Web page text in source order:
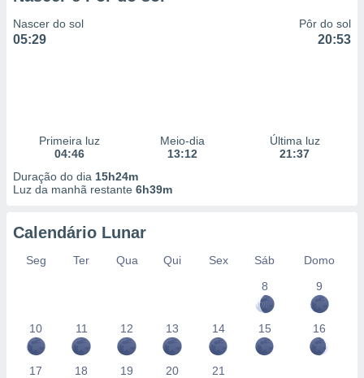
Nascer do sol
05:29
Pôr do sol
20:53
Primeira luz
04:46
Meio-dia
13:12
Última luz
21:37
Duração do dia 15h24m
Luz da manhã restante 6h39m
Calendário Lunar
Seg Ter Qua Qui Sex Sáb
Domo
8
9
10 11 12 13 14 15 16
17 18 19 20 21